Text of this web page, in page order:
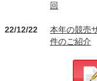
回
22/12/22
本年の競売
件のご紹介